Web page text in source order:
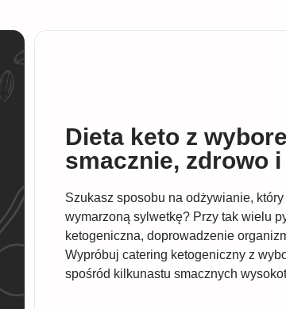
Dieta keto z
smacznie, zdrowo
Szukasz sposobu na odżywianie,
wymarzoną sylwetkę? Przy tak wielu
ketogeniczna, doprowadzenie
Wypróbuj catering ketogeniczny z
spośród kilkunastu smacznych